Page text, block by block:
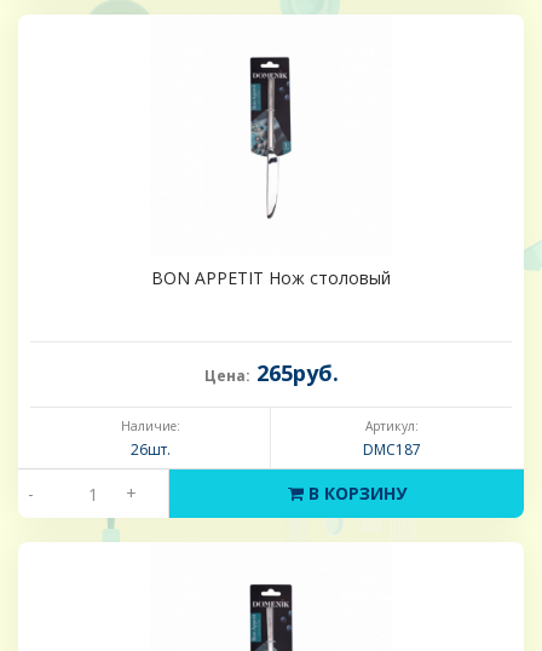
BON APPETIT Нож столовый
Цена: 265руб.
Наличие:
26шт.
Артикул:
DMC187
- + В КОРЗИНУ